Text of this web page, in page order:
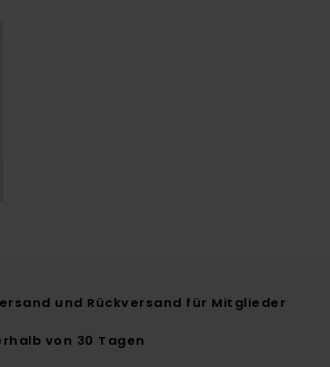
und Rückversand für Mitglieder
von 30 Tagen